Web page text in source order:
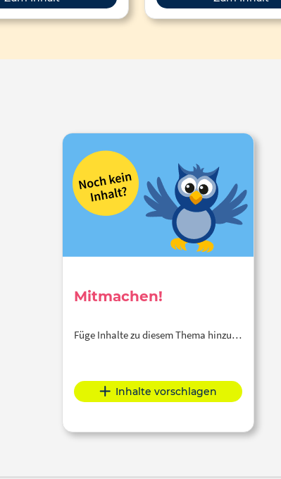
Mitmachen!
Füge Inhalte zu diesem Thema hinzu…
Inhalte vorschlagen